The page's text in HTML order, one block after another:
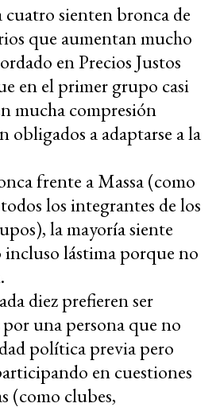
cuatro sienten bronca de
que aumentan mucho
en Precios Justos
en el primer grupo casi
mucha compresión
obligados a adaptarse a la
frente a Massa (como
los integrantes de los
la mayoría siente
incluso lástima porque no
diez prefieren ser
una persona que no
política previa pero
en cuestiones
(como clubes,